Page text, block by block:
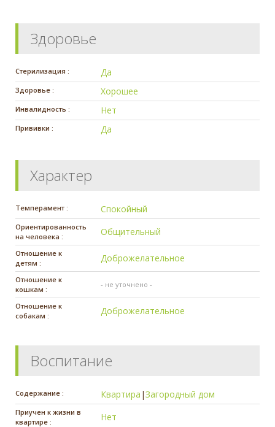
Здоровье
Стерилизация : Да
Здоровье : Хорошее
Инвалидность : Нет
Прививки : Да
Характер
Темперамент : Спокойный
Ориентированность
на человека :
Общительный
Отношение к
детям :
Доброжелательное
Отношение к
кошкам :
- не уточнено -
Отношение к
собакам :
Доброжелательное
Воспитание
Содержание : Квартира |Загородный дом
Приучен к жизни в
квартире :
Нет